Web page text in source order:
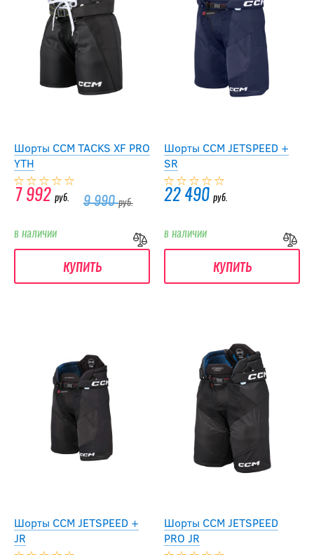
Шорты CCM TACKS XF PRO
YTH
7 992 руб. 9 990руб.
в наличии
купить
Шорты CCM JETSPEED +
SR
22 490 руб.
в наличии
купить
Шорты CCM JETSPEED +
JR
Шорты CCM JETSPEED
PRO JR